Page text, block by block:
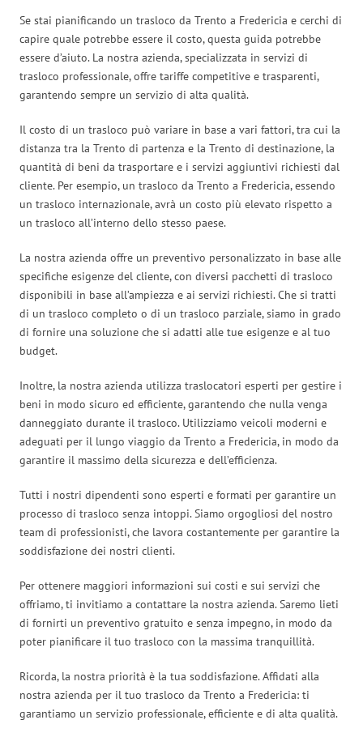
Se stai pianificando un trasloco da Trento a Fredericia e cerchi di
capire quale potrebbe essere il costo, questa guida potrebbe
essere d’aiuto. La nostra azienda, specializzata in servizi di
trasloco professionale, offre tariffe competitive e trasparenti,
garantendo sempre un servizio di alta qualità.
Il costo di un trasloco può variare in base a vari fattori, tra cui la
distanza tra la Trento di partenza e la Trento di destinazione, la
quantità di beni da trasportare e i servizi aggiuntivi richiesti dal
cliente. Per esempio, un trasloco da Trento a Fredericia, essendo
un trasloco internazionale, avrà un costo più elevato rispetto a
un trasloco all’interno dello stesso paese.
La nostra azienda offre un preventivo personalizzato in base alle
specifiche esigenze del cliente, con diversi pacchetti di trasloco
disponibili in base all’ampiezza e ai servizi richiesti. Che si tratti
di un trasloco completo o di un trasloco parziale, siamo in grado
di fornire una soluzione che si adatti alle tue esigenze e al tuo
budget.
Inoltre, la nostra azienda utilizza traslocatori esperti per gestire i
beni in modo sicuro ed efficiente, garantendo che nulla venga
danneggiato durante il trasloco. Utilizziamo veicoli moderni e
adeguati per il lungo viaggio da Trento a Fredericia, in modo da
garantire il massimo della sicurezza e dell’efficienza.
Tutti i nostri dipendenti sono esperti e formati per garantire un
processo di trasloco senza intoppi. Siamo orgogliosi del nostro
team di professionisti, che lavora costantemente per garantire la
soddisfazione dei nostri clienti.
Per ottenere maggiori informazioni sui costi e sui servizi che
offriamo, ti invitiamo a contattare la nostra azienda. Saremo lieti
di fornirti un preventivo gratuito e senza impegno, in modo da
poter pianificare il tuo trasloco con la massima tranquillità.
Ricorda, la nostra priorità è la tua soddisfazione. Affidati alla
nostra azienda per il tuo trasloco da Trento a Fredericia: ti
garantiamo un servizio professionale, efficiente e di alta qualità.